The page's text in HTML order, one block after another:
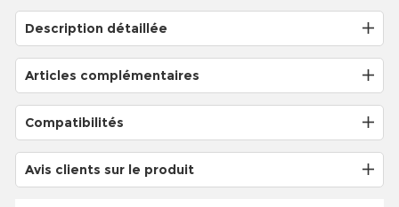
Description détaillée
Articles complémentaires
Compatibilités
Avis clients sur le produit